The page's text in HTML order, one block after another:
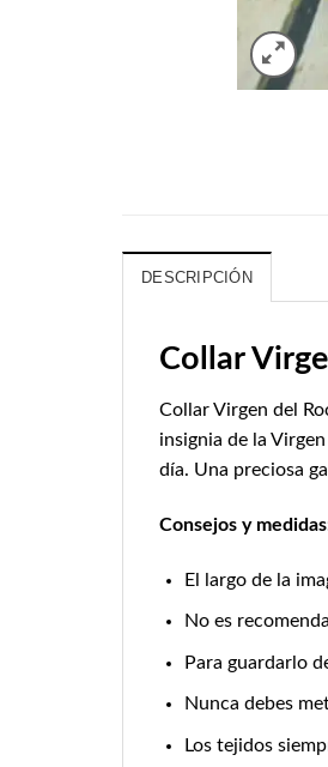
DESCRIPCIÓN
Collar
Collar Virgen del
insignia de la
día. Una preciosa
Consejos y
El largo de la
No es
Para guardarlo
Nunca debes
Los tejidos